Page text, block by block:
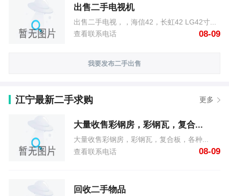
出售二手电视机
出售二手电视，，海信42，长虹42 LG42寸...
查看联系电话
08-09
我要发布二手出售
江宁最新二手求购 更多
大量收售彩钢房，彩钢瓦，复合...
大量收售彩钢房，彩钢瓦，复合板，各种...
查看联系电话
08-09
回收二手物品